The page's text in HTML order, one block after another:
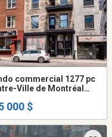
commercial 1277 pc
Ville de Montréal
000 $